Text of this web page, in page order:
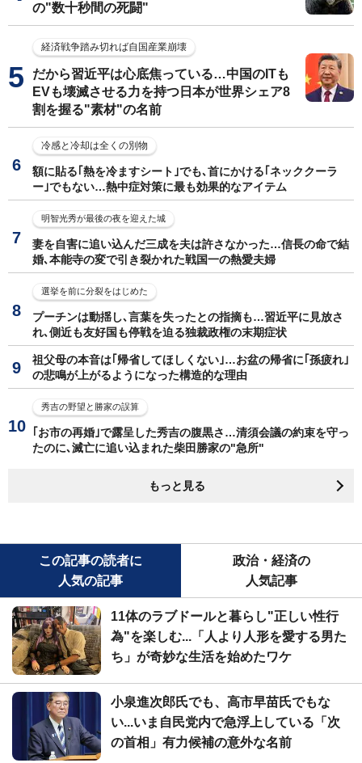
の"数十秒間の死闘"
経済戦争踏み切れば自国産業崩壊
だから習近平は心底焦っている…中国のITも
EVも壊滅させる力を持つ日本が世界シェア8
割を握る"素材"の名前
冷感と冷却は全くの別物
額に貼る｢熱を冷ますシート｣でも､首にかける｢ネッククーラ
ー｣でもない…熱中症対策に最も効果的なアイテム
明智光秀が最後の夜を迎えた城
妻を自害に追い込んだ三成を夫は許さなかった…信長の命で結
婚､本能寺の変で引き裂かれた戦国一の熱愛夫婦
選挙を前に分裂をはじめた
プーチンは動揺し､言葉を失ったとの指摘も…習近平に見放さ
れ､側近も友好国も停戦を迫る独裁政権の末期症状
祖父母の本音は｢帰省してほしくない｣…お盆の帰省に｢孫疲れ｣
の悲鳴が上がるようになった構造的な理由
秀吉の野望と勝家の誤算
｢お市の再婚｣で露呈した秀吉の腹黒さ…清須会議の約束を守っ
たのに､滅亡に追い込まれた柴田勝家の"急所"
もっと見る
この記事の読者に
人気の記事
政治・経済の
人気記事
11体のラブドールと暮らし"正しい性行
為"を楽しむ...「人より人形を愛する男た
ち」が奇妙な生活を始めたワケ
小泉進次郎氏でも、高市早苗氏でもな
い...いま自民党内で急浮上している「次
の首相」有力候補の意外な名前